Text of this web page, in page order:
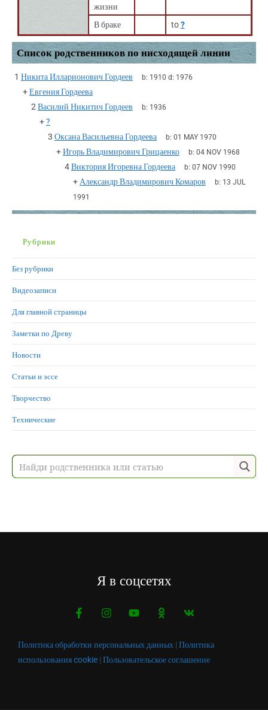
жизни
В браке
to?
Список родственников по нисходящей линии
1 Никита Илларионович Гордеев b: 1910 d: 1976
+Евгения Гордеева
2 Василий Никитич Гордеев b: 1936
+?
3 Оксана Васильевна Гордеева b: 01 MAY 1970
+Игорь Владимирович Грицаенко b: 04 NOV 1968
4Виктория Игоревна Гордеева b: 07 NOV 1990
+ Александр Владимирович Комаров b: 13 JUL
1991
Рубрики
Без рубрики
Видеозаписи
Для главной страницы
Заметки по Древу
Новости
Статьи и эссе
Творчество
Технические
Я в соцсетях
Политика обработки персональных данных | Политика
использования cookie | Пользовательское соглашение